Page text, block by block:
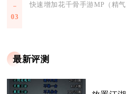
03
快速增加花千骨手游MP（精
最新评测